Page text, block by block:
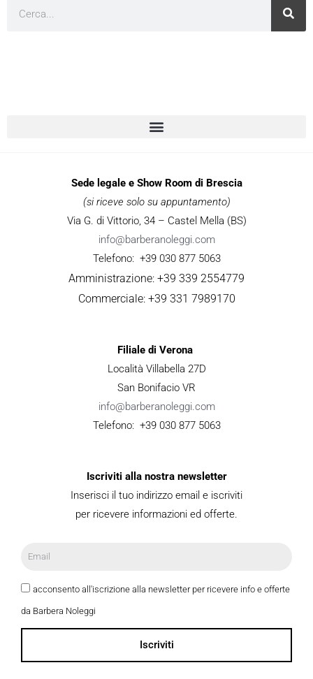
Sede legale e Show Room di Brescia
(si riceve solo su appuntamento)
Via G. di Vittorio, 34 – Castel Mella (BS)
info@barberanoleggi.com
Telefono: +39 030 877 5063
Amministrazione: +39 339 2554779
Commerciale: +39 331 7989170
Filiale di Verona
Località Villabella 27D
San Bonifacio VR
info@barberanoleggi.com
Telefono: +39 030 877 5063
Iscriviti alla nostra newsletter
Inserisci il tuo indirizzo email e iscriviti
per ricevere informazioni ed offerte.
acconsento all'iscrizione alla newsletter per ricevere info e offerte
da Barbera Noleggi
Iscriviti